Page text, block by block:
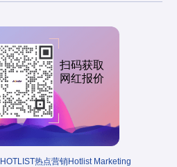
扫码获取
网红报价
热点营销Hotlist Marketing